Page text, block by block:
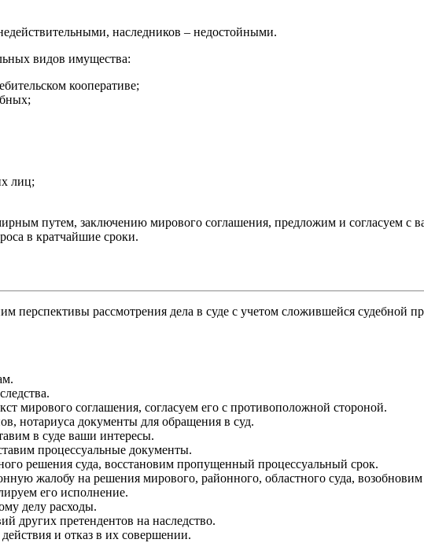
наследников – недостойными.
видов имущества:
кооперативе;
лиц;
путем, заключению мирового соглашения, предложим и согласуем с
в кратчайшие сроки.
перспективы рассмотрения дела в суде с учетом сложившейся судебной
мирового соглашения, согласуем его с противоположной стороной.
нотариуса документы для обращения в суд.
в суде ваши интересы.
процессуальные документы.
решения суда, восстановим пропущенный процессуальный срок.
жалобу на решения мирового, районного, областного суда,
его исполнение.
делу расходы.
других претендентов на наследство.
и отказ в их совершении.